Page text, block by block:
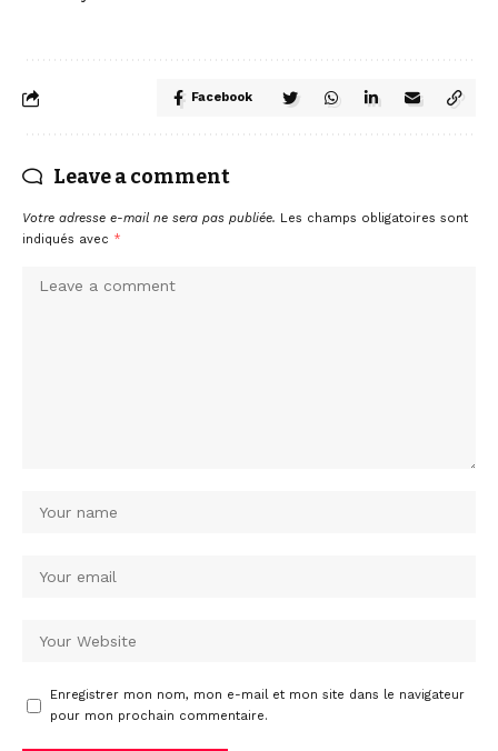
Facebook
Leave a comment
Votre adresse e-mail ne sera pas publiée. Les champs obligatoires sont
indiqués avec *
Enregistrer mon nom, mon e-mail et mon site dans le navigateur
pour mon prochain commentaire.